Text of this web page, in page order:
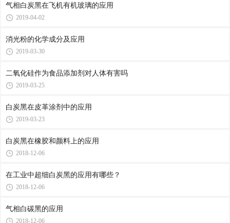
气相白炭黑在飞机有机玻璃的应用
2019-04-02
消光粉的化学成分及应用
2019-03-30
二氧化硅作为食品添加剂对人体有害吗
2019-03-25
白炭黑在皮革涂剂中的应用
2019-03-23
白炭黑在橡胶和颜料上的应用
2018-12-06
在工业中超细白炭黑的应用有哪些？
2018-12-06
气相白碳黑的应用
2018-12-06